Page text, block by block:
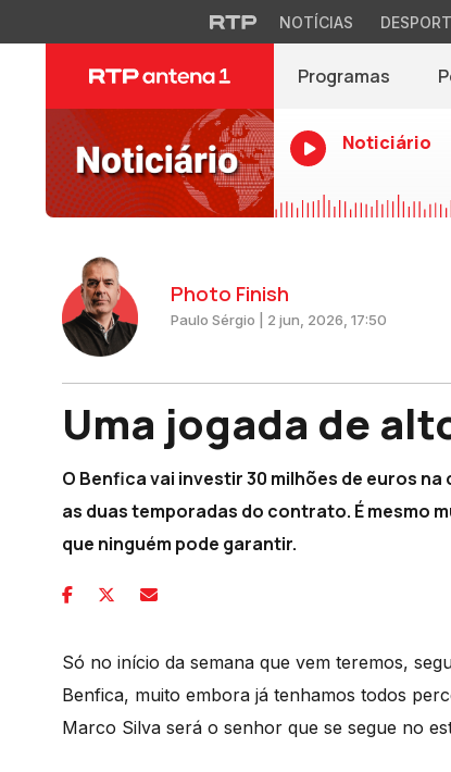
NOTÍCIAS
Programas
Noticiário
Photo Finish
Paulo Sérgio | 2 jun, 2026, 17:50
Uma jogada de
O Benfica vai investir 30 milhões de euros
as duas temporadas do contrato. É mesmo
que ninguém pode garantir.
Só no início da semana que vem teremos,
Benfica, muito embora já tenhamos todos
Marco Silva será o senhor que se segue no